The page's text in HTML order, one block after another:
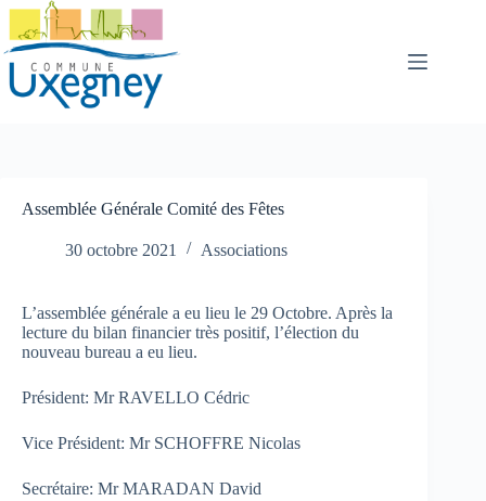
Passer
contenu
Assemblée Générale Comité des Fêtes
30 octobre 2021 Associations
L’assemblée générale a eu lieu le 29 Octobre. Après la
lecture du bilan financier très positif, l’élection du
nouveau bureau a eu lieu.
Président: Mr RAVELLO Cédric
Vice Président: Mr SCHOFFRE Nicolas
Secrétaire: Mr MARADAN David